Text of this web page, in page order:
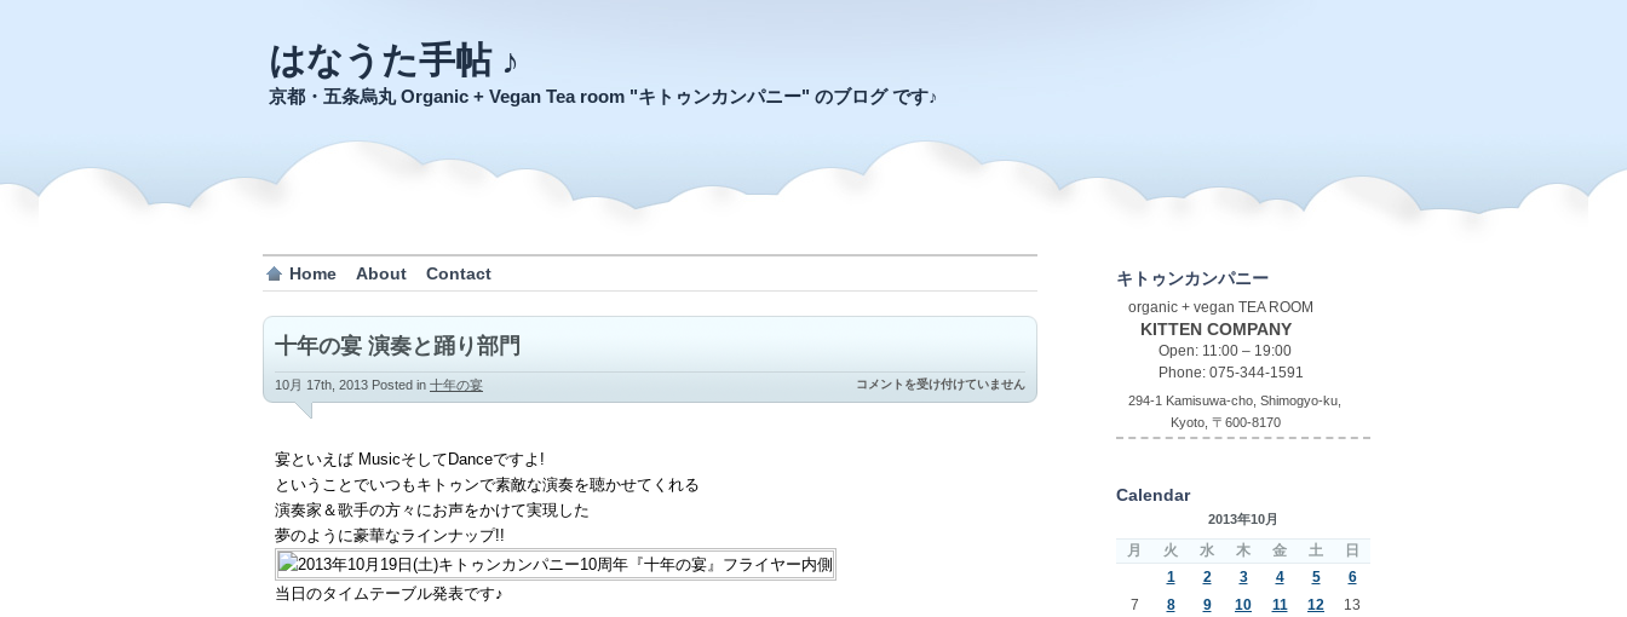
はなうた手帖 ♪
京都・五条烏丸 Organic + Vegan Tea room "キトゥンカンパニー" のブログ です♪
Home About Contact
十年の宴 演奏と踊り部門
10月 17th, 2013 Posted in 十年の宴
十
年
コメントを受け付けていません
宴といえば MusicそしてDanceですよ!
ということでいつもキトゥンで素敵な演奏を聴かせてくれる
演奏家＆歌手の方々にお声をかけて実現した
夢のように豪華なラインナップ!!
当日のタイムテーブル発表です♪
キトゥンカンパニー
organic + vegan TEA ROOM
KITTEN COMPANY
Open: 11:00 – 19:00
Phone: 075-344-1591
294-1 Kamisuwa-cho, Shimogyo-ku,
Kyoto, 〒600-8170
Calendar
2013年10月
月 火 水 木 金 土
日
1
2 3 4 5
6
7
8 9 10 11 12
13